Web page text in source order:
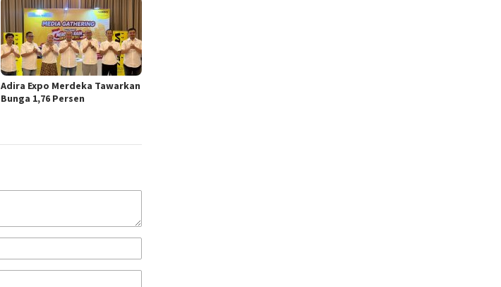
Adira Expo Merdeka Tawarkan
Bunga 1,76 Persen